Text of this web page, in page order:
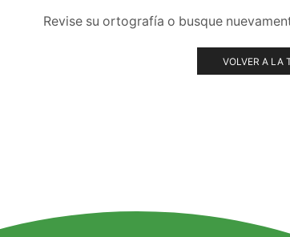
Revise su ortografía o busque
VOLVER A LA